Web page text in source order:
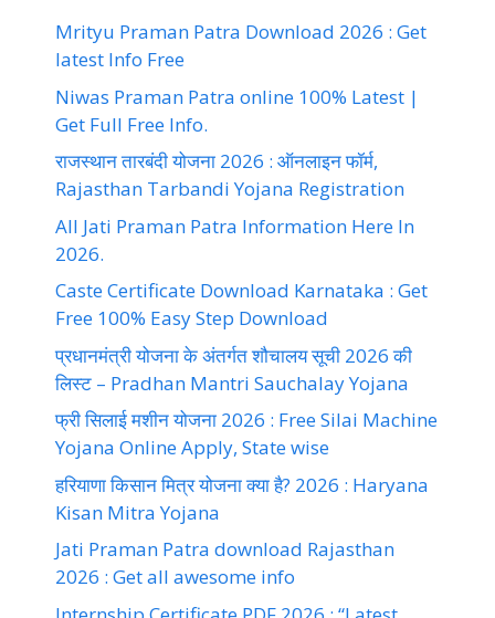
Mrityu Praman Patra Download 2026 : Get
latest Info Free
Niwas Praman Patra online 100% Latest |
Get Full Free Info.
राजस्थान तारबंदी योजना 2026 : ऑनलाइन फॉर्म,
Rajasthan Tarbandi Yojana Registration
All Jati Praman Patra Information Here In
2026.
Caste Certificate Download Karnataka : Get
Free 100% Easy Step Download
प्रधानमंत्री योजना के अंतर्गत शौचालय सूची 2026 की
लिस्ट – Pradhan Mantri Sauchalay Yojana
फ्री सिलाई मशीन योजना 2026 : Free Silai Machine
Yojana Online Apply, State wise
हरियाणा किसान मित्र योजना क्या है? 2026 : Haryana
Kisan Mitra Yojana
Jati Praman Patra download Rajasthan
2026 : Get all awesome info